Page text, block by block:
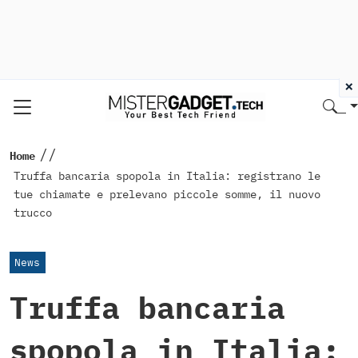
Home //
Truffa bancaria spopola in Italia: registrano le
tue chiamate e prelevano piccole somme, il nuovo
trucco
News
Truffa bancaria
spopola in Italia:
×